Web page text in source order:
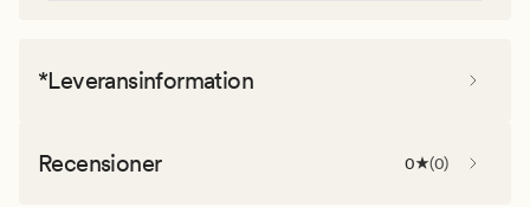
*Leveransinformation
Recensioner 0 (0)